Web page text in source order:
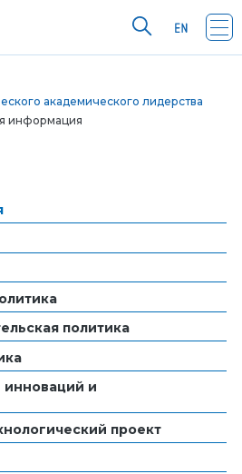
академического лидерства
информация
политика
инноваций и
проект